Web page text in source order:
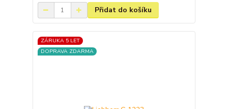
Přidat do košíku
ZÁRUKA 5 LET
DOPRAVA ZDARMA